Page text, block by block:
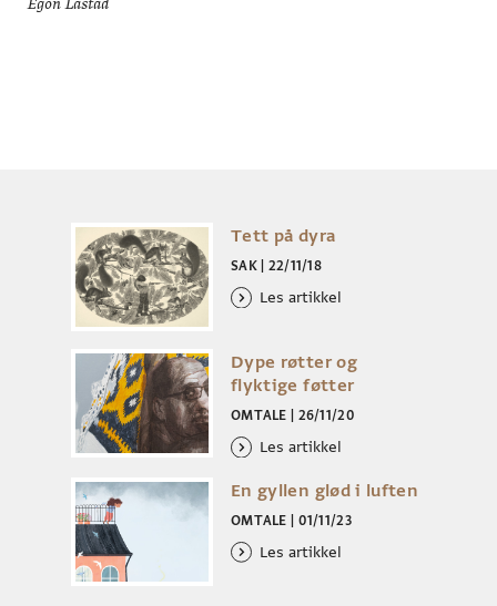
Egon Låstad
Tett på dyra
SAK 22/11/18
Les artikkel
Dype røtter og
flyktige føtter
OMTALE 26/11/20
Les artikkel
En gyllen glød i luften
OMTALE 01/11/23
Les artikkel